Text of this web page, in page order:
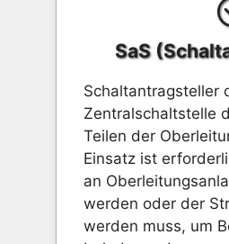
SaS
Schaltantragsteller
Zentralschaltstelle
Teilen der
Einsatz ist
an
werden oder der
werden muss, um